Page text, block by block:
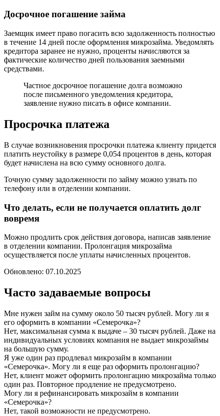
Досрочное погашение займа
Заемщик имеет право погасить всю задолженность полностью
в течение 14 дней после оформления микрозайма. Уведомлять
кредитора заранее не нужно, проценты начисляются за
фактические количество дней пользования заемными
средствами.
Частное досрочное погашение долга возможно
после письменного уведомления кредитора,
заявление нужно писать в офисе компании.
Просрочка платежа
В случае возникновения просрочки платежа клиенту придется
платить неустойку в размере 0,054 процентов в день, которая
будет начислена на всю сумму основного долга.
Точную сумму задолженности по займу можно узнать по
телефону или в отделении компании.
Что делать, если не получается оплатить долг
вовремя
Можно продлить срок действия договора, написав заявление
в отделении компании. Пролонгация микрозайма
осуществляется после уплаты начисленных процентов.
Обновлено: 07.10.2025
Часто задаваемые вопросы
Мне нужен займ на сумму около 50 тысяч рублей. Могу ли я
его оформить в компании «Семерочка»?
Нет, максимальная сумма к выдаче – 30 тысяч рублей. Даже на
индивидуальных условиях компания не выдает микрозаймы
на большую сумму.
Я уже один раз продлевал микрозайм в компании
«Семерочка». Могу ли я еще раз оформить пролонгацию?
Нет, клиент может оформить пролонгацию микрозайма только
один раз. Повторное продление не предусмотрено.
Могу ли я рефинансировать микрозайм в компании
«Семерочка»?
Нет, такой возможности не предусмотрено.